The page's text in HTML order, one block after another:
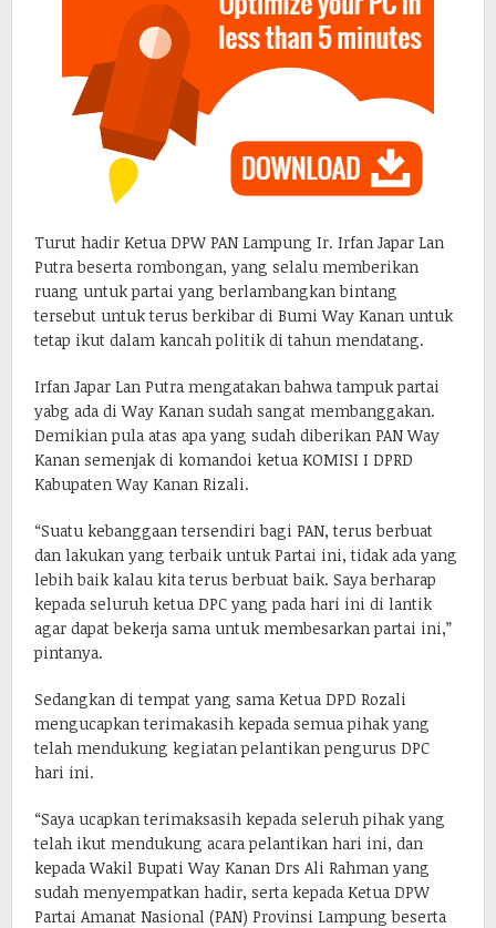
Turut hadir Ketua DPW PAN Lampung Ir. Irfan Japar Lan
Putra beserta rombongan, yang selalu memberikan
ruang untuk partai yang berlambangkan bintang
tersebut untuk terus berkibar di Bumi Way Kanan untuk
tetap ikut dalam kancah politik di tahun mendatang.
Irfan Japar Lan Putra mengatakan bahwa tampuk partai
yabg ada di Way Kanan sudah sangat membanggakan.
Demikian pula atas apa yang sudah diberikan PAN Way
Kanan semenjak di komandoi ketua KOMISI I DPRD
Kabupaten Way Kanan Rizali.
“Suatu kebanggaan tersendiri bagi PAN, terus berbuat
dan lakukan yang terbaik untuk Partai ini, tidak ada yang
lebih baik kalau kita terus berbuat baik. Saya berharap
kepada seluruh ketua DPC yang pada hari ini di lantik
agar dapat bekerja sama untuk membesarkan partai ini,”
pintanya.
Sedangkan di tempat yang sama Ketua DPD Rozali
mengucapkan terimakasih kepada semua pihak yang
telah mendukung kegiatan pelantikan pengurus DPC
hari ini.
“Saya ucapkan terimaksasih kepada seleruh pihak yang
telah ikut mendukung acara pelantikan hari ini, dan
kepada Wakil Bupati Way Kanan Drs Ali Rahman yang
sudah menyempatkan hadir, serta kepada Ketua DPW
Partai Amanat Nasional (PAN) Provinsi Lampung beserta